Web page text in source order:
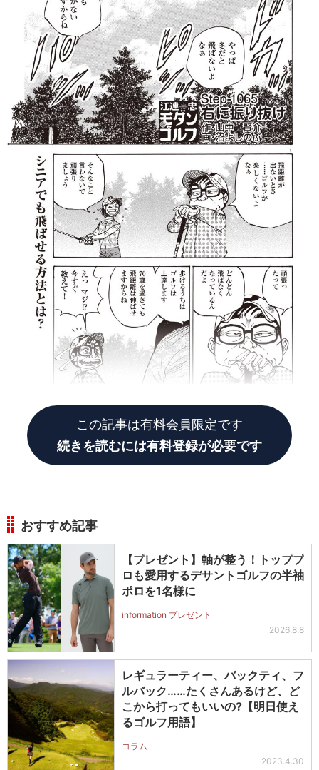
この記事は有料会員限定です
続きを読むには有料登録が必要です
おすすめ記事
【プレゼント】軸が整う！トッププ
ロも愛用するデサントゴルフの半袖
ポロを1名様に
information プレゼント
2026.8.8
レギュラーティー、バックティ、フ
ルバック……たくさんあるけど、ど
こから打ってもいいの?【明日使え
るゴルフ用語】
コラム
2023.4.30